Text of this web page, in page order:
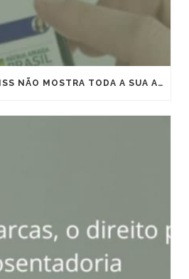
O SIMULADOR DO INSS NÃO MOSTRA TODA A SUA APOSENTADORIA